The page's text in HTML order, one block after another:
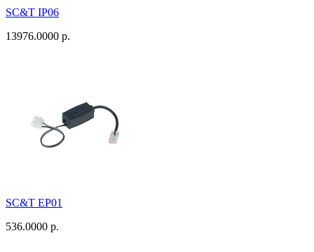
SC&T IP06
13976.0000 р.
SC&T EP01
536.0000 р.